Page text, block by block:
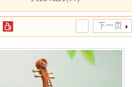
下一页